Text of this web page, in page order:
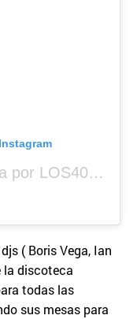
Una publicación compartida por LOS40 Panamá (@los40panama)
( Boris Vega, Ian
la discoteca
todas las
sus mesas para